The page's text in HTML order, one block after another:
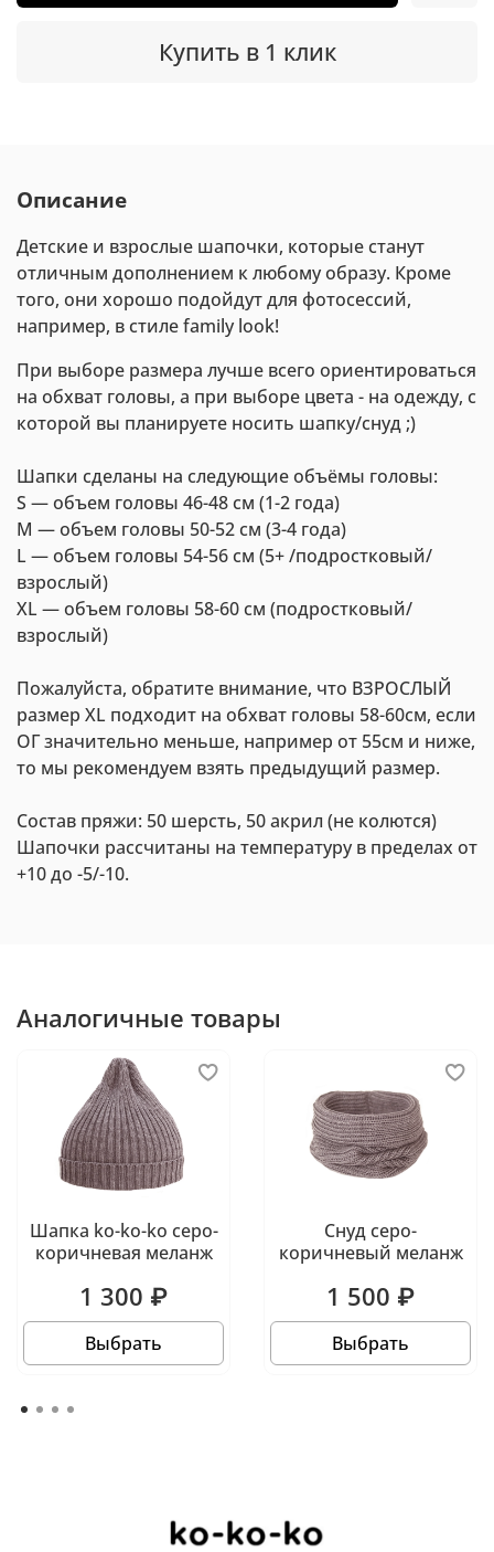
Купить в 1 клик
Описание
Детские и взрослые шапочки, которые станут
отличным дополнением к любому образу. Кроме
того, они хорошо подойдут для фотосессий,
например, в стиле family look!
При выборе размера лучше всего ориентироваться
на обхват головы, а при выборе цвета - на одежду, с
которой вы планируете носить шапку/снуд ;)
Шапки сделаны на следующие объёмы головы:
S — объем головы 46-48 см (1-2 года)
M — объем головы 50-52 см (3-4 года)
L — объем головы 54-56 см (5+ /подростковый/
взрослый)
XL — объем головы 58-60 см (подростковый/
взрослый)
Пожалуйста, обратите внимание, что ВЗРОСЛЫЙ
размер XL подходит на обхват головы 58-60см, если
ОГ значительно меньше, например от 55см и ниже,
то мы рекомендуем взять предыдущий размер.
Состав пряжи: 50 шерсть, 50 акрил (не колются)
Шапочки рассчитаны на температуру в пределах от
+10 до -5/-10.
Аналогичные товары
Шапка ko-ko-ko серо-
коричневая меланж
1 300 ₽
Выбрать
Снуд серо-
коричневый меланж
1 500 ₽
Выбрать